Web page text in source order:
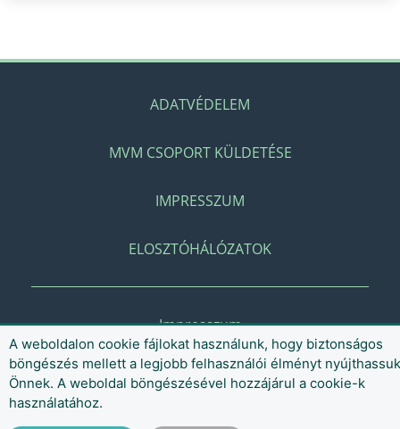
ADATVÉDELEM
MVM CSOPORT KÜLDETÉSE
IMPRESSZUM
ELOSZTÓHÁLÓZATOK
Impresszum
A weboldalon cookie fájlokat használunk, hogy biztonságos
böngészés mellett a legjobb felhasználói élményt nyújthassuk
Önnek. A weboldal böngészésével hozzájárul a cookie-k
használatához.